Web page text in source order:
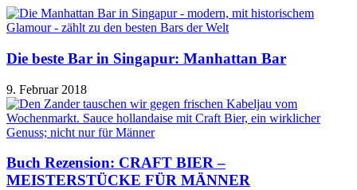
Die beste Bar in Singapur: Manhattan Bar
9. Februar 2018
Buch Rezension: CRAFT BIER –
MEISTERSTÜCKE FÜR MÄNNER